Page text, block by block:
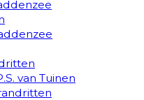
van Tuinen